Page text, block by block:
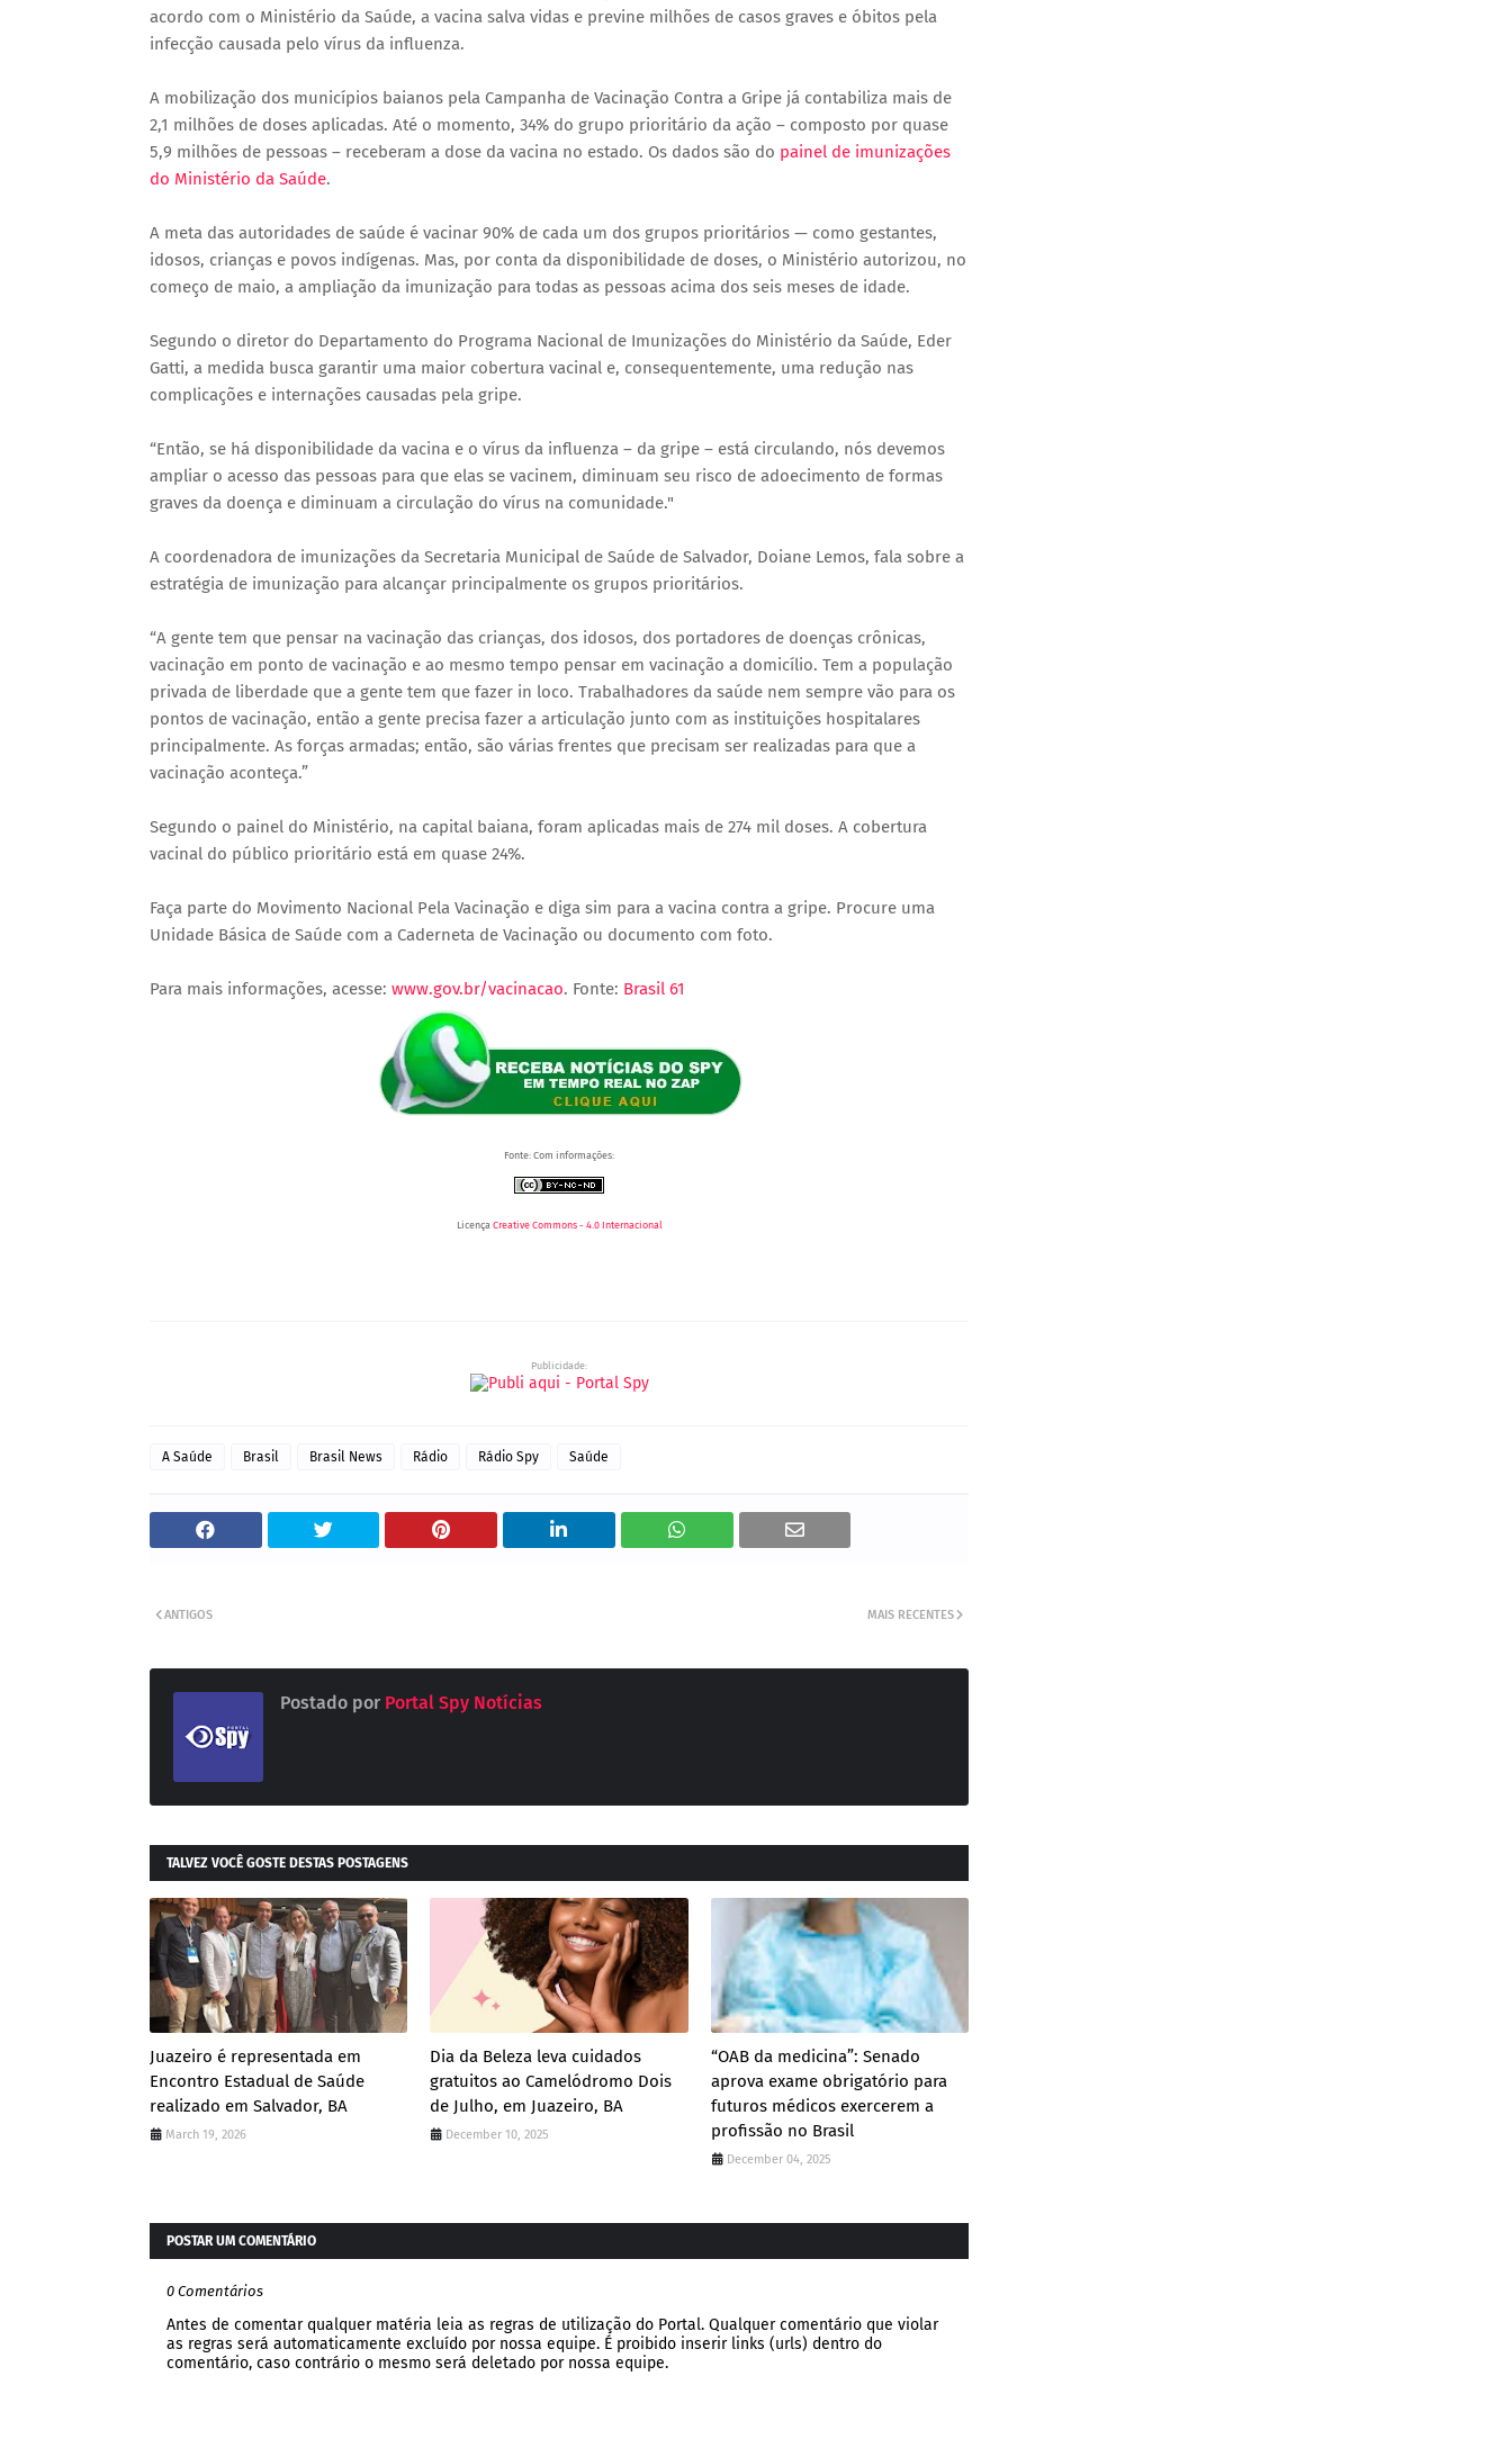
acordo com o Ministério da Saúde, a vacina salva vidas e previne milhões de casos graves e óbitos pela
infecção causada pelo vírus da influenza.
A mobilização dos municípios baianos pela Campanha de Vacinação Contra a Gripe já contabiliza mais de
2,1 milhões de doses aplicadas. Até o momento, 34% do grupo prioritário da ação – composto por quase
5,9 milhões de pessoas – receberam a dose da vacina no estado. Os dados são do painel de imunizações
do Ministério da Saúde.
A meta das autoridades de saúde é vacinar 90% de cada um dos grupos prioritários — como gestantes,
idosos, crianças e povos indígenas. Mas, por conta da disponibilidade de doses, o Ministério autorizou, no
começo de maio, a ampliação da imunização para todas as pessoas acima dos seis meses de idade.
Segundo o diretor do Departamento do Programa Nacional de Imunizações do Ministério da Saúde, Eder
Gatti, a medida busca garantir uma maior cobertura vacinal e, consequentemente, uma redução nas
complicações e internações causadas pela gripe.
“Então, se há disponibilidade da vacina e o vírus da influenza – da gripe – está circulando, nós devemos
ampliar o acesso das pessoas para que elas se vacinem, diminuam seu risco de adoecimento de formas
graves da doença e diminuam a circulação do vírus na comunidade."
A coordenadora de imunizações da Secretaria Municipal de Saúde de Salvador, Doiane Lemos, fala sobre a
estratégia de imunização para alcançar principalmente os grupos prioritários.
“A gente tem que pensar na vacinação das crianças, dos idosos, dos portadores de doenças crônicas,
vacinação em ponto de vacinação e ao mesmo tempo pensar em vacinação a domicílio. Tem a população
privada de liberdade que a gente tem que fazer in loco. Trabalhadores da saúde nem sempre vão para os
pontos de vacinação, então a gente precisa fazer a articulação junto com as instituições hospitalares
principalmente. As forças armadas; então, são várias frentes que precisam ser realizadas para que a
vacinação aconteça.”
Segundo o painel do Ministério, na capital baiana, foram aplicadas mais de 274 mil doses. A cobertura
vacinal do público prioritário está em quase 24%.
Faça parte do Movimento Nacional Pela Vacinação e diga sim para a vacina contra a gripe. Procure uma
Unidade Básica de Saúde com a Caderneta de Vacinação ou documento com foto.
Para mais informações, acesse: www.gov.br/vacinacao. Fonte: Brasil 61
Fonte: Com informações:
Licença Creative Commons - 4.0 Internacional
Publicidade:
A Saúde Brasil Brasil News Rádio Rádio Spy Saúde
MAIS RECENTES
ANTIGOS
Postado por Portal Spy Notícias
TALVEZ VOCÊ GOSTE DESTAS POSTAGENS
Juazeiro é representada em
Encontro Estadual de Saúde
realizado em Salvador, BA
March 19, 2026
Dia da Beleza leva cuidados
gratuitos ao Camelódromo Dois
de Julho, em Juazeiro, BA
December 10, 2025
“OAB da medicina”: Senado
aprova exame obrigatório para
futuros médicos exercerem a
profissão no Brasil
December 04, 2025
POSTAR UM COMENTÁRIO
0 Comentários
Antes de comentar qualquer matéria leia as regras de utilização do Portal. Qualquer comentário que violar
as regras será automaticamente excluído por nossa equipe. É proibido inserir links (urls) dentro do
comentário, caso contrário o mesmo será deletado por nossa equipe.